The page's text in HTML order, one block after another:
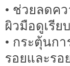
• ช่วยลดค
ผิวมือดูเรีย
• กระตุ้นก
รอยและรอ